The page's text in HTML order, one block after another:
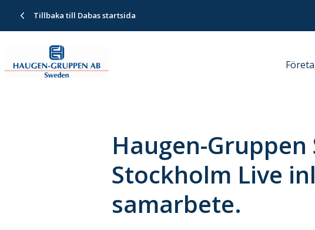
Tillbaka till Dabas startsida
Haugen-Gruppen
Stockholm Live
samarbete.